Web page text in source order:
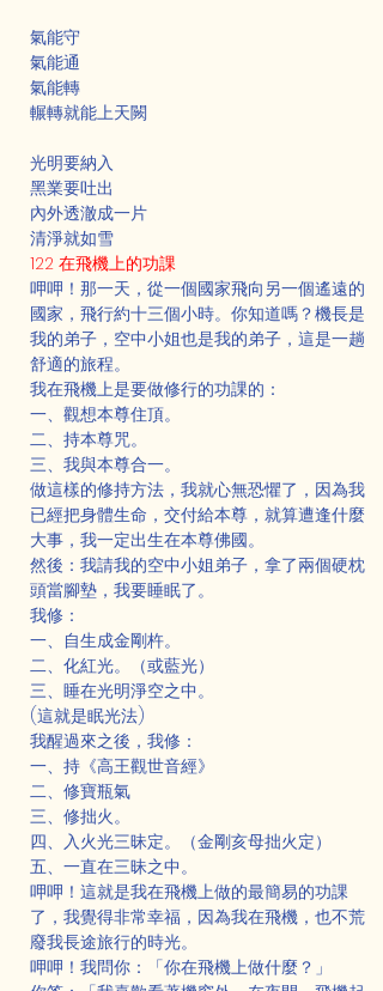
氣能守
氣能通
氣能轉
輾轉就能上天闕
光明要納入
黑業要吐出
內外透澈成一片
清淨就如雪
122 在飛機上的功課
呷呷！那一天，從一個國家飛向另一個遙遠的
國家，飛行約十三個小時。你知道嗎？機長是
我的弟子，空中小姐也是我的弟子，這是一趟
舒適的旅程。
我在飛機上是要做修行的功課的：
一、觀想本尊住頂。
二、持本尊咒。
三、我與本尊合一。
做這樣的修持方法，我就心無恐懼了，因為我
已經把身體生命，交付給本尊，就算遭逢什麼
大事，我一定出生在本尊佛國。
然後：我請我的空中小姐弟子，拿了兩個硬枕
頭當腳墊，我要睡眠了。
我修：
一、自生成金剛杵。
二、化紅光。（或藍光）
三、睡在光明淨空之中。
(這就是眠光法)
我醒過來之後，我修：
一、持《高王觀世音經》
二、修寶瓶氣
三、修拙火。
四、入火光三昧定。（金剛亥母拙火定）
五、一直在三昧之中。
呷呷！這就是我在飛機上做的最簡易的功課
了，我覺得非常幸福，因為我在飛機，也不荒
廢我長途旅行的時光。
呷呷！我問你：「你在飛機上做什麼？」